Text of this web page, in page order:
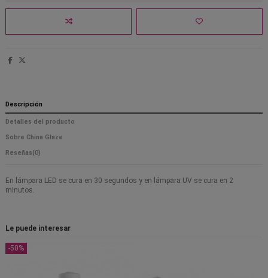
Descripción
Detalles del producto
Sobre China Glaze
Reseñas(0)
En lámpara LED se cura en 30 segundos y en lámpara UV se cura en 2
minutos.
Le puede interesar
-50%